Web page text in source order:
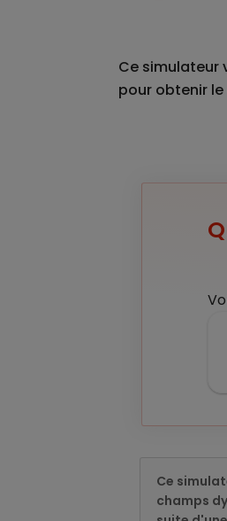
Ce simulateur
pour obtenir
Ce
champs